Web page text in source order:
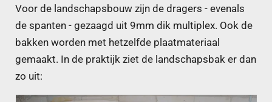
Voor de landschapsbouw zijn de dragers - evenals
de spanten - gezaagd uit 9mm dik multiplex. Ook de
bakken worden met hetzelfde plaatmateriaal
gemaakt. In de praktijk ziet de landschapsbak er dan
zo uit: